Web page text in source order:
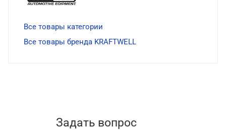
Все товары категории
Все товары бренда KRAFTWELL
Задать вопрос